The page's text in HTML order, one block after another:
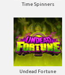
Time Spinners
Undead Fortune